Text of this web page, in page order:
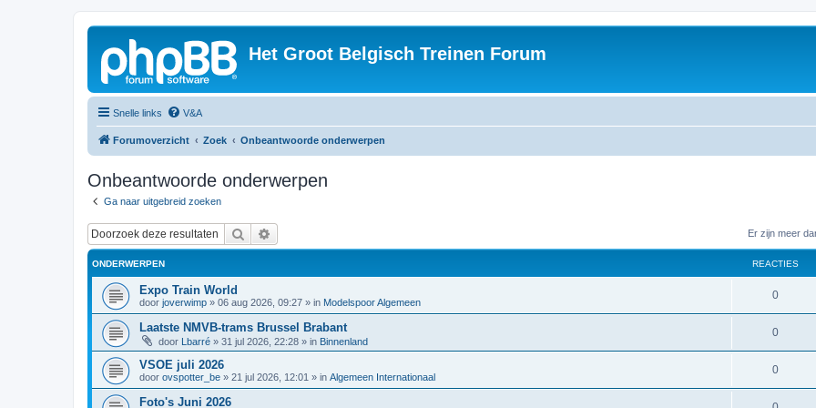
Het Groot Belgisch Treinen Forum
Snelle links V&A
Forumoverzicht Zoek Onbeantwoorde onderwerpen
Onbeantwoorde onderwerpen
Ga naar uitgebreid zoeken
Zoek Er zijn meer
ONDERWERPEN REACTIES
Expo Train World
door joverwimp » 06 aug 2026, 09:27 » in Modelspoor Algemeen
0
Laatste NMVB-trams Brussel Brabant
door Lbarré » 31 jul 2026, 22:28 » in Binnenland
0
VSOE juli 2026
door ovspotter_be » 21 jul 2026, 12:01 » in Algemeen Internationaal
0
Foto's Juni 2026